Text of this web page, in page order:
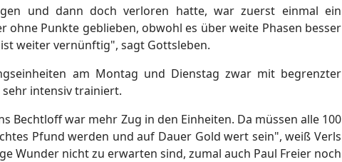
und dann doch verloren hatte, war zuerst einmal ein
ohne Punkte geblieben, obwohl es über weite Phasen besser
weiter vernünftig", sagt Gottsleben.
am Montag und Dienstag zwar mit begrenzter
intensiv trainiert.
Bechtloff war mehr Zug in den Einheiten. Da müssen alle 100
Pfund werden und auf Dauer Gold wert sein", weiß Verls
Wunder nicht zu erwarten sind, zumal auch Paul Freier noch